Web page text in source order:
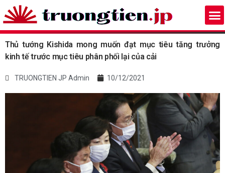
Thủ tướng Kishida mong muốn đạt mục tiêu tăng trưởng
kinh tế trước mục tiêu phân phối lại của cải
TRUONGTIEN JP Admin 10/12/2021